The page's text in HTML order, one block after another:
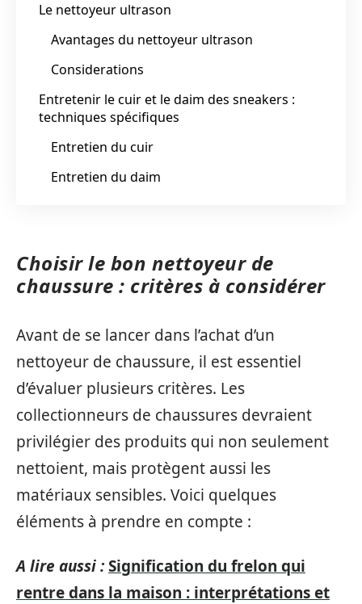
Le nettoyeur ultrason
Avantages du nettoyeur ultrason
Considerations
Entretenir le cuir et le daim des sneakers :
techniques spécifiques
Entretien du cuir
Entretien du daim
Choisir le bon nettoyeur de
chaussure : critères à considérer
Avant de se lancer dans l’achat d’un
nettoyeur de chaussure, il est essentiel
d’évaluer plusieurs critères. Les
collectionneurs de chaussures devraient
privilégier des produits qui non seulement
nettoient, mais protègent aussi les
matériaux sensibles. Voici quelques
éléments à prendre en compte :
A lire aussi :Signification du frelon qui
rentre dans la maison : interprétations et